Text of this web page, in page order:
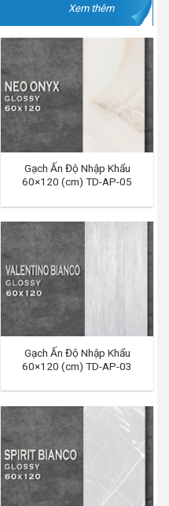
Xem thêm
Gạch Ấn Độ Nhập Khẩu
60×120 (cm) TD-AP-05
Gạch Ấn Độ Nhập Khẩu
60×120 (cm) TD-AP-03